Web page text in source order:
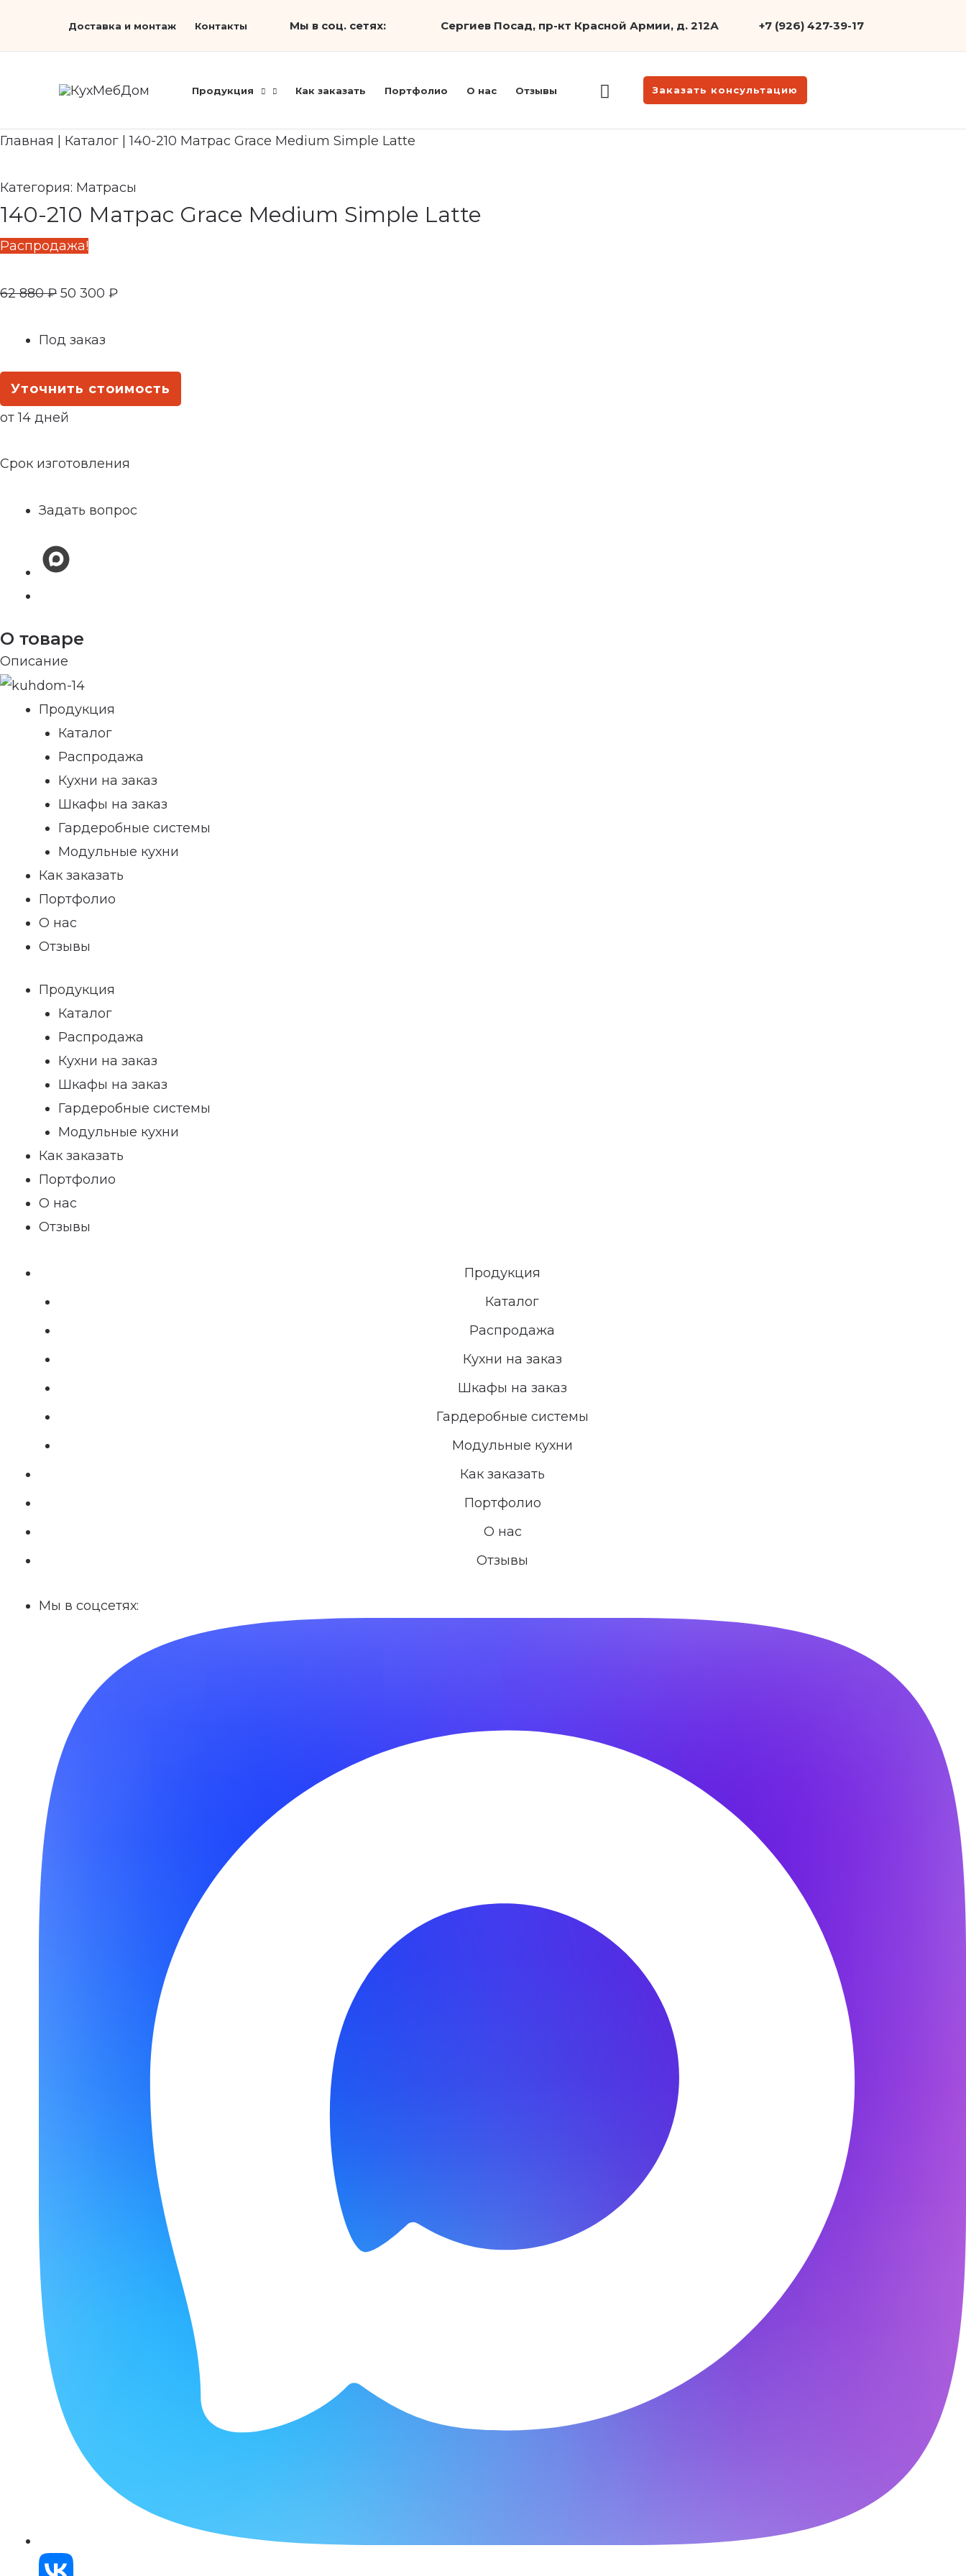
Доставка и монтаж Контакты Мы в соц. сетях: Сергиев Посад, пр-кт Красной Армии, д. 212А +7 (926) 427-39-17
Продукция Как заказать Портфолио О нас Отзывы Заказать консультацию
Главная Каталог |140-210 Матрас Grace Medium Simple Latte
Категория: Матрасы
140-210 Матрас Grace Medium Simple Latte
Распродажа!
62 880₽
цена
62
50 300 ₽
цена:
300 ₽.
Под заказ
Уточнить стоимость
от 14 дней
Срок изготовления
Задать вопрос
О товаре
Описание
Продукция
Каталог
Распродажа
Кухни на заказ
Шкафы на заказ
Гардеробные системы
Модульные кухни
Как заказать
Портфолио
О нас
Отзывы
Продукция
Каталог
Распродажа
Кухни на заказ
Шкафы на заказ
Гардеробные системы
Модульные кухни
Как заказать
Портфолио
О нас
Отзывы
Продукция
Каталог
Распродажа
Кухни на заказ
Шкафы на заказ
Гардеробные системы
Модульные кухни
Как заказать
Портфолио
О нас
Отзывы
Мы в соцсетях: